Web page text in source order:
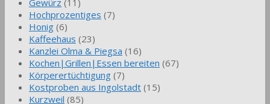
Hochprozentiges (7)
Honig (6)
Kaffeehaus (23)
Kanzlei Olma & Piegsa (16)
Kochen|Grillen|Essen bereiten (67)
Körperertüchtigung (7)
Kostproben aus Ingolstadt (15)
Kurzweil (85)